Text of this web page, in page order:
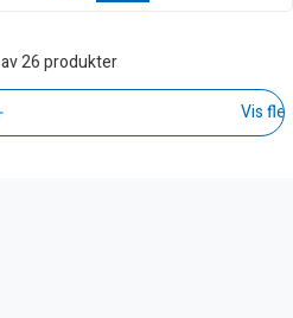
av 26 produkter
Vis